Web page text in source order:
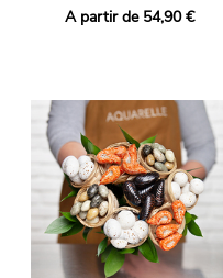
A partir de 54,90 €